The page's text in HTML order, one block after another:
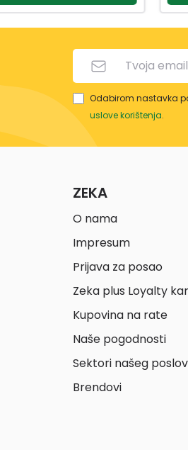
Odabirom nastavka
uslove korištenja.
ZEKA
O nama
Impresum
Prijava za posao
Zeka plus Loyalty
Kupovina na rate
Naše pogodnosti
Sektori našeg
Brendovi